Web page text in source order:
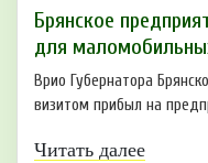
Брянское
для
Врио Губернатора
визитом прибыл на
Читать далее